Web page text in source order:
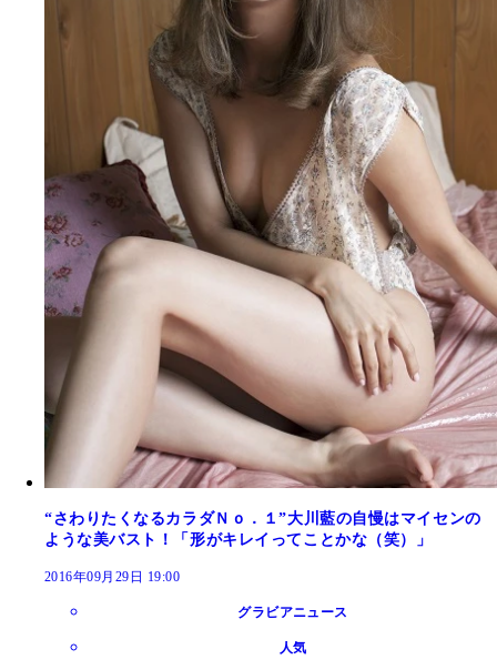
“さわりたくなるカラダＮｏ．１”大川藍の自慢はマイセンの
ような美バスト！「形がキレイってことかな（笑）」
2016年09月29日 19:00
グラビアニュース
人気